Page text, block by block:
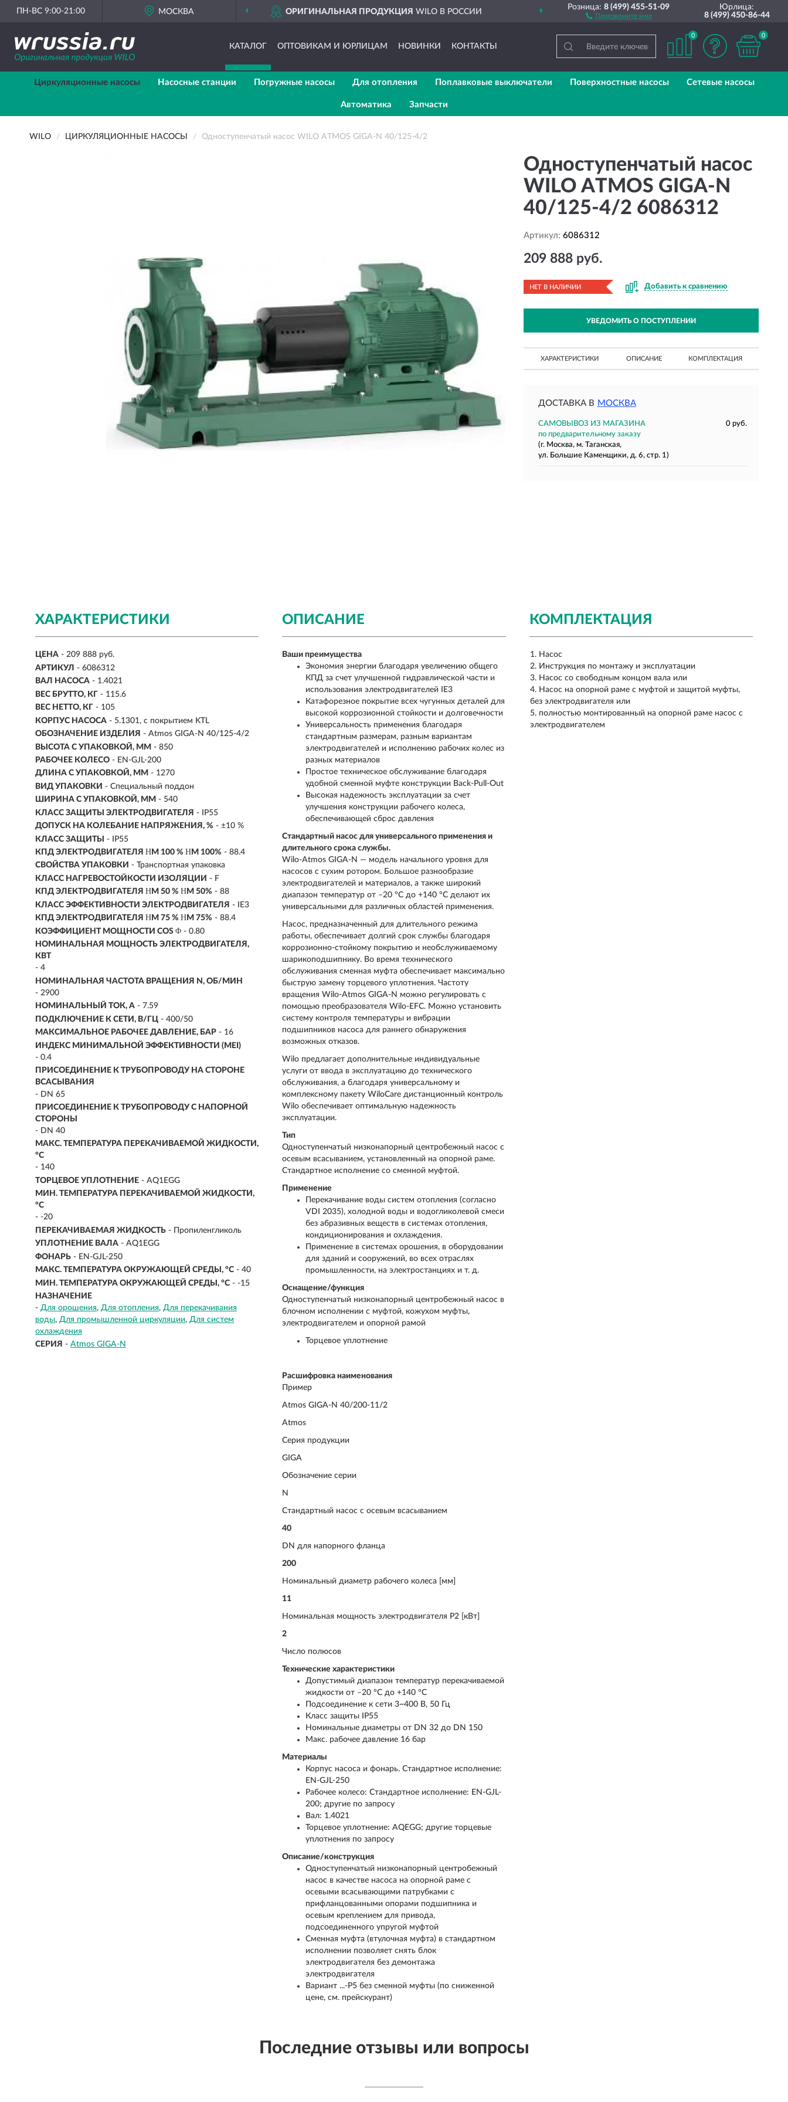
ПН-ВС 9:00-21:00 МОСКВА
ОРИГИНАЛЬНАЯ ПРОДУКЦИЯWILO В РОССИИ ДОСТАВИМПО ВСЕЙ РОССИИ ПОЛНЫЙ
Розница:8 (499) 455-51-09
Перезвоните мне
Юрлица:
8 (499) 450-86-44
КАТАЛОГ ОПТОВИКАМ И ЮРЛИЦАМ НОВИНКИ КОНТАКТЫ
0 0
Циркуляционные насосы Насосные станции Погружные насосы Для отопления Поплавковые выключатели Поверхностные насосы Сетевые насосы
Автоматика Запчасти
WILO ЦИРКУЛЯЦИОННЫЕ НАСОСЫ Одноступенчатый насос WILO ATMOS GIGA-N 40/125-4/2
Одноступенчатый насос
WILO ATMOS GIGA-N
40/125-4/2 6086312
Артикул: 6086312
209 888 руб.
НЕТ В НАЛИЧИИ Добавить к сравнению
УВЕДОМИТЬ О ПОСТУПЛЕНИИ
ХАРАКТЕРИСТИКИ ОПИСАНИЕ КОМПЛЕКТАЦИЯ
ДОСТАВКА В МОСКВА
САМОВЫВОЗ ИЗ МАГАЗИНА
0 руб.
по предварительному заказу
(г. Москва, м. Таганская,
ул. Большие Каменщики, д. 6, стр. 1)
ХАРАКТЕРИСТИКИ
ЦЕНА - 209 888 руб.
АРТИКУЛ - 6086312
ВАЛ НАСОСА - 1.4021
ВЕС БРУТТО, КГ - 115.6
ВЕС НЕТТО, КГ - 105
КОРПУС НАСОСА - 5.1301, с покрытием KTL
ОБОЗНАЧЕНИЕ ИЗДЕЛИЯ - Atmos GIGA-N 40/125-4/2
ВЫСОТА С УПАКОВКОЙ, ММ - 850
РАБОЧЕЕ КОЛЕСО - EN-GJL-200
ДЛИНА С УПАКОВКОЙ, ММ - 1270
ВИД УПАКОВКИ - Специальный поддон
ШИРИНА С УПАКОВКОЙ, ММ - 540
КЛАСС ЗАЩИТЫ ЭЛЕКТРОДВИГАТЕЛЯ - IP55
ДОПУСК НА КОЛЕБАНИЕ НАПРЯЖЕНИЯ, % - ±10 %
КЛАСС ЗАЩИТЫ
- IP55
КПД ЭЛЕКТРОДВИГАТЕЛЯ ΗM 100 % ΗM 100% - 88.4
СВОЙСТВА УПАКОВКИ - Транспортная упаковка
КЛАСС НАГРЕВОСТОЙКОСТИ ИЗОЛЯЦИИ - F
КПД ЭЛЕКТРОДВИГАТЕЛЯ ΗM 50 % ΗM 50% - 88
КЛАСС ЭФФЕКТИВНОСТИ ЭЛЕКТРОДВИГАТЕЛЯ - IE3
КПД ЭЛЕКТРОДВИГАТЕЛЯ ΗM 75 % ΗM 75% - 88.4
КОЭФФИЦИЕНТ МОЩНОСТИ COS Φ - 0.80
НОМИНАЛЬНАЯ МОЩНОСТЬ ЭЛЕКТРОДВИГАТЕЛЯ,
КВТ
- 4
НОМИНАЛЬНАЯ ЧАСТОТА ВРАЩЕНИЯ N, ОБ/МИН
- 2900
НОМИНАЛЬНЫЙ ТОК, А - 7.59
ПОДКЛЮЧЕНИЕ К СЕТИ, В/ГЦ - 400/50
МАКСИМАЛЬНОЕ РАБОЧЕЕ ДАВЛЕНИЕ, БАР - 16
ИНДЕКС МИНИМАЛЬНОЙ ЭФФЕКТИВНОСТИ (MEI)
- 0.4
ПРИСОЕДИНЕНИЕ К ТРУБОПРОВОДУ НА СТОРОНЕ
ВСАСЫВАНИЯ
- DN 65
ПРИСОЕДИНЕНИЕ К ТРУБОПРОВОДУ С НАПОРНОЙ
СТОРОНЫ
- DN 40
МАКС. ТЕМПЕРАТУРА ПЕРЕКАЧИВАЕМОЙ ЖИДКОСТИ,
°C
- 140
ТОРЦЕВОЕ УПЛОТНЕНИЕ - AQ1EGG
МИН. ТЕМПЕРАТУРА ПЕРЕКАЧИВАЕМОЙ ЖИДКОСТИ,
°C
- -20
ПЕРЕКАЧИВАЕМАЯ ЖИДКОСТЬ - Пропиленгликоль
УПЛОТНЕНИЕ ВАЛА - AQ1EGG
ФОНАРЬ - EN-GJL-250
МАКС. ТЕМПЕРАТУРА ОКРУЖАЮЩЕЙ СРЕДЫ, °C - 40
МИН. ТЕМПЕРАТУРА ОКРУЖАЮЩЕЙ СРЕДЫ, °C - -15
НАЗНАЧЕНИЕ
- Для орошения Для отопления Для перекачивания
воды Для промышленной циркуляции Для систем
охлаждения
СЕРИЯ - Atmos GIGA-N
КОМПЛЕКТАЦИЯ
Насос
Инструкция по монтажу и эксплуатации
Насос со свободным концом вала или
Насос на опорной раме с муфтой и защитой муфты,
без электродвигателя или
полностью монтированный на опорной раме насос с
электродвигателем
ОПИСАНИЕ
Ваши преимущества
Экономия энергии благодаря увеличению общего
КПД за счет улучшенной гидравлической части и
использования электродвигателей IE3
Катафорезное покрытие всех чугунных деталей для
высокой коррозионной стойкости и долговечности
Универсальность применения благодаря
стандартным размерам, разным вариантам
электродвигателей и исполнению рабочих колес из
разных материалов
Простое техническое обслуживание благодаря
удобной сменной муфте конструкции Back-Pull-Out
Высокая надежность эксплуатации за счет
улучшения конструкции рабочего колеса,
обеспечивающей сброс давления
Стандартный насос для универсального применения и
длительного срока службы.
Wilo-Atmos GIGA-N — модель начального уровня для
насосов с сухим ротором. Большое разнообразие
электродвигателей и материалов, а также широкий
диапазон температур от –20 °C до +140 °C делают их
универсальными для различных областей применения.
Насос, предназначенный для длительного режима
работы, обеспечивает долгий срок службы благодаря
коррозионно-стойкому покрытию и необслуживаемому
шарикоподшипнику. Во время технического
обслуживания сменная муфта обеспечивает максимально
быструю замену торцевого уплотнения. Частоту
вращения Wilo-Atmos GIGA-N можно регулировать с
помощью преобразователя Wilo-EFC. Можно установить
систему контроля температуры и вибрации
подшипников насоса для раннего обнаружения
возможных отказов.
Wilo предлагает дополнительные индивидуальные
услуги от ввода в эксплуатацию до технического
обслуживания, а благодаря универсальному и
комплексному пакету WiloCare дистанционный контроль
Wilo обеспечивает оптимальную надежность
эксплуатации.
Тип
Одноступенчатый низконапорный центробежный насос с
осевым всасыванием, установленный на опорной раме.
Стандартное исполнение со сменной муфтой.
Применение
Перекачивание воды систем отопления (согласно
VDI 2035), холодной воды и водогликолевой смеси
без абразивных веществ в системах отопления,
кондиционирования и охлаждения.
Применение в системах орошения, в оборудовании
для зданий и сооружений, во всех отраслях
промышленности, на электростанциях и т. д.
Оснащение/функция
Одноступенчатый низконапорный центробежный насос в
блочном исполнении с муфтой, кожухом муфты,
электродвигателем и опорной рамой
Торцевое уплотнение
Расшифровка наименования
Пример
Atmos GIGA-N 40/200-11/2
Atmos
Серия продукции
GIGA
Обозначение серии
N
Стандартный насос с осевым всасыванием
40
DN для напорного фланца
200
Номинальный диаметр рабочего колеса [мм]
11
Номинальная мощность электродвигателя Р2 [кВт]
2
Число полюсов
Технические характеристики
Допустимый диапазон температур перекачиваемой
жидкости от –20 °C до +140 °C
Подсоединение к сети 3~400 В, 50 Гц
Класс защиты IP55
Номинальные диаметры от DN 32 до DN 150
Макс. рабочее давление 16 бар
Материалы
Корпус насоса и фонарь. Стандартное исполнение:
EN-GJL-250
Рабочее колесо: Стандартное исполнение: EN-GJL-
200; другие по запросу
Вал: 1.4021
Торцевое уплотнение: AQEGG; другие торцевые
уплотнения по запросу
Описание/конструкция
Одноступенчатый низконапорный центробежный
насос в качестве насоса на опорной раме с
осевыми всасывающими патрубками с
прифланцованными опорами подшипника и
осевым креплением для привода,
подсоединенного упругой муфтой
Сменная муфта (втулочная муфта) в стандартном
исполнении позволяет снять блок
электродвигателя без демонтажа
электродвигателя
Вариант ...-P5 без сменной муфты (по сниженной
цене, см. прейскурант)
Последние отзывы или вопросы